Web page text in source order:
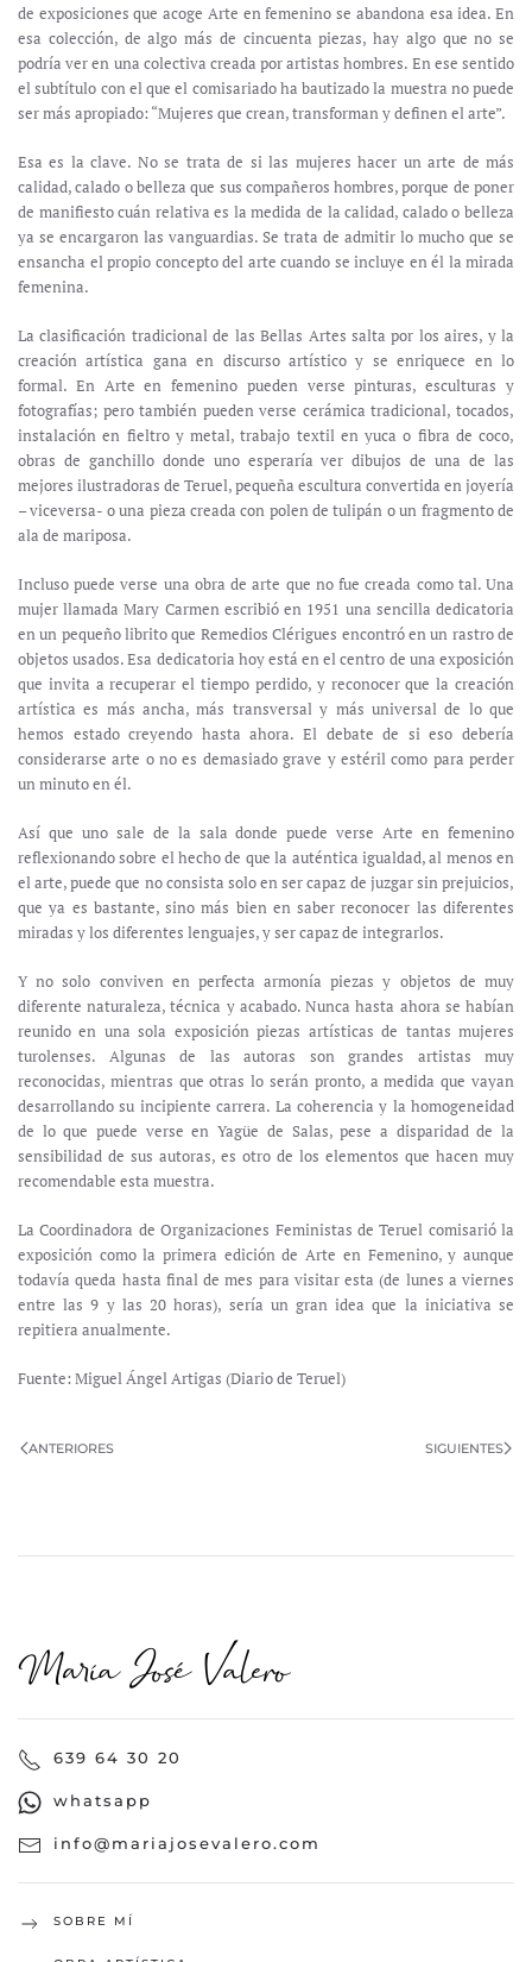
de exposiciones que acoge Arte en femenino se abandona esa idea. En
esa colección, de algo más de cincuenta piezas, hay algo que no se
podría ver en una colectiva creada por artistas hombres. En ese sentido
el subtítulo con el que el comisariado ha bautizado la muestra no puede
ser más apropiado: “Mujeres que crean, transforman y definen el arte”.
Esa es la clave. No se trata de si las mujeres hacer un arte de más
calidad, calado o belleza que sus compañeros hombres, porque de poner
de manifiesto cuán relativa es la medida de la calidad, calado o belleza
ya se encargaron las vanguardias. Se trata de admitir lo mucho que se
ensancha el propio concepto del arte cuando se incluye en él la mirada
femenina.
La clasificación tradicional de las Bellas Artes salta por los aires, y la
creación artística gana en discurso artístico y se enriquece en lo
formal. En Arte en femenino pueden verse pinturas, esculturas y
fotografías; pero también pueden verse cerámica tradicional, tocados,
instalación en fieltro y metal, trabajo textil en yuca o fibra de coco,
obras de ganchillo donde uno esperaría ver dibujos de una de las
mejores ilustradoras de Teruel, pequeña escultura convertida en joyería
– viceversa- o una pieza creada con polen de tulipán o un fragmento de
ala de mariposa.
Incluso puede verse una obra de arte que no fue creada como tal. Una
mujer llamada Mary Carmen escribió en 1951 una sencilla dedicatoria
en un pequeño librito que Remedios Clérigues encontró en un rastro de
objetos usados. Esa dedicatoria hoy está en el centro de una exposición
que invita a recuperar el tiempo perdido, y reconocer que la creación
artística es más ancha, más transversal y más universal de lo que
hemos estado creyendo hasta ahora. El debate de si eso debería
considerarse arte o no es demasiado grave y estéril como para perder
un minuto en él.
Así que uno sale de la sala donde puede verse Arte en femenino
reflexionando sobre el hecho de que la auténtica igualdad, al menos en
el arte, puede que no consista solo en ser capaz de juzgar sin prejuicios,
que ya es bastante, sino más bien en saber reconocer las diferentes
miradas y los diferentes lenguajes, y ser capaz de integrarlos.
Y no solo conviven en perfecta armonía piezas y objetos de muy
diferente naturaleza, técnica y acabado. Nunca hasta ahora se habían
reunido en una sola exposición piezas artísticas de tantas mujeres
turolenses. Algunas de las autoras son grandes artistas muy
reconocidas, mientras que otras lo serán pronto, a medida que vayan
desarrollando su incipiente carrera. La coherencia y la homogeneidad
de lo que puede verse en Yagüe de Salas, pese a disparidad de la
sensibilidad de sus autoras, es otro de los elementos que hacen muy
recomendable esta muestra.
La Coordinadora de Organizaciones Feministas de Teruel comisarió la
exposición como la primera edición de Arte en Femenino, y aunque
todavía queda hasta final de mes para visitar esta (de lunes a viernes
entre las 9 y las 20 horas), sería un gran idea que la iniciativa se
repitiera anualmente.
Fuente: Miguel Ángel Artigas (Diario de Teruel)
ANTERIORES SIGUIENTES
639 64 30 20
whatsapp
info@mariajosevalero.com
SOBRE MÍ